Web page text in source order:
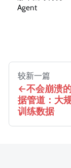
Agent
较新一篇
不会崩溃
据管道：大
训练数据